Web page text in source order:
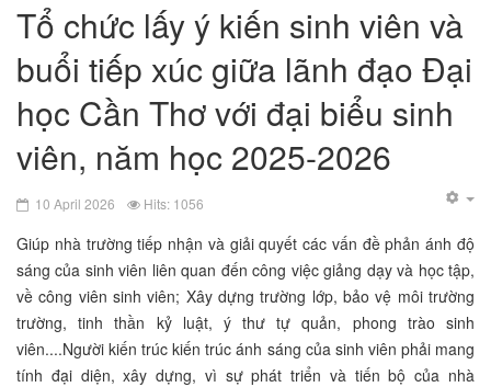
Tổ chức lấy ý kiến sinh viên và
buổi tiếp xúc giữa lãnh đạo Đại
học Cần Thơ với đại biểu sinh
viên, năm học 2025-2026
10 April 2026 Hits: 1056
Giúp nhà trường tiếp nhận và giải quyết các vấn đề phản ánh độ
sáng của sinh viên liên quan đến công việc giảng dạy và học tập,
về công viên sinh viên; Xây dựng trường lớp, bảo vệ môi trường
trường, tinh thần kỷ luật, ý thư tự quản, phong trào sinh
viên....Người kiến ​​trúc kiến ​​​​trúc ánh sáng của sinh viên phải mang
tính đại diện, xây dựng, vì sự phát triển và tiến bộ của nhà